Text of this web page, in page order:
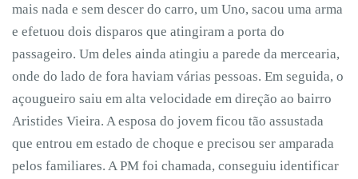
mais nada e sem descer do carro, um Uno, sacou uma arma
e efetuou dois disparos que atingiram a porta do
passageiro. Um deles ainda atingiu a parede da mercearia,
onde do lado de fora haviam várias pessoas. Em seguida, o
açougueiro saiu em alta velocidade em direção ao bairro
Aristides Vieira. A esposa do jovem ficou tão assustada
que entrou em estado de choque e precisou ser amparada
pelos familiares. A PM foi chamada, conseguiu identificar